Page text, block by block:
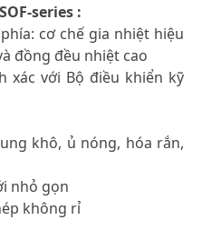
series :
cơ chế gia nhiệt hiệu
đồng đều nhiệt cao
xác với Bộ điều khiển kỹ
khô, ủ nóng, hóa rắn,
nhỏ gọn
không rỉ